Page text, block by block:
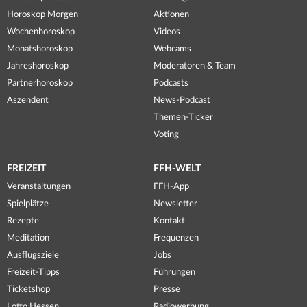
Horoskop Morgen
Wochenhoroskop
Monatshoroskop
Jahreshoroskop
Partnerhoroskop
Aszendent
Aktionen
Videos
Webcams
Moderatoren & Team
Podcasts
News-Podcast
Themen-Ticker
Voting
FREIZEIT
Veranstaltungen
Spielplätze
Rezepte
Meditation
Ausflugsziele
Freizeit-Tipps
Ticketshop
FFH-WELT
FFH-App
Newsletter
Kontakt
Frequenzen
Jobs
Führungen
Presse